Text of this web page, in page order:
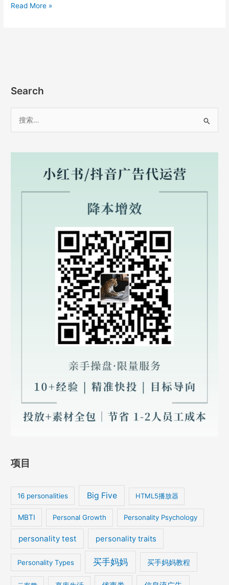
游
商？
职
骑
钱？
骑
么
Read More »
Search
项目
16 personalities Big Five HTML5播放器
MBTI Personal Growth Personality Psychology
personality test personality traits
Personality Types 买手妈妈 买手妈妈教程